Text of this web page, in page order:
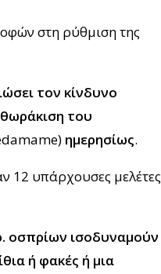
στη ρύθμιση της
τον κίνδυνο
του
ημερησίως.
12 υπάρχουσες μελέτες
οσπρίων ισοδυναμούν
ή φακές ή μια